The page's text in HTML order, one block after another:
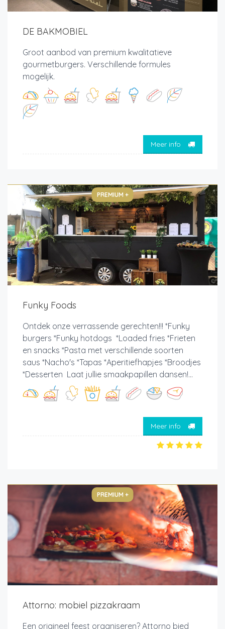
DE BAKMOBIEL
Groot aanbod van premium kwalitatieve
gourmetburgers. Verschillende formules
mogelijk.
Meer info
PREMIUM +
Funky Foods
Ontdek onze verrassende gerechten!!! *Funky
burgers *Funky hotdogs *Loaded fries *Frieten
en snacks *Pasta met verschillende soorten
saus *Nacho's *Tapas *Aperitiefhapjes *Broodjes
*Desserten Laat jullie smaakpapillen dansen!...
Meer info
PREMIUM +
Attorno: mobiel pizzakraam
Een origineel feest organiseren? Attorno bied